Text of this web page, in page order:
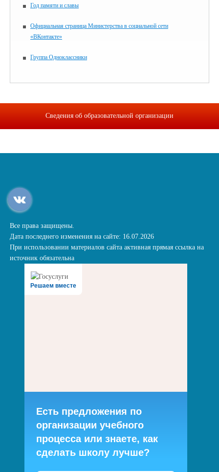
Год памяти и славы
Официальная страница Министерства в социальной сети
«ВКонтакте»
Группа Одноклассники
Сведения об образовательной организации
Все права защищены.
Дата последнего изменения на сайте: 16.07.2026
При использовании материалов сайта активная прямая ссылка на
источник обязательна
Решаем вместе
Есть предложения по
организации учебного
процесса или знаете, как
сделать школу лучше?